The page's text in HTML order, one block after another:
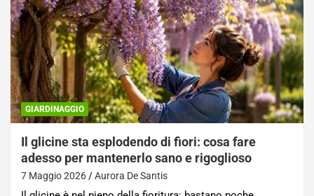
GIARDINAGGIO
Il glicine sta esplodendo di fiori: cosa fare
adesso per mantenerlo sano e rigoglioso
7 Maggio 2026 Aurora De Santis